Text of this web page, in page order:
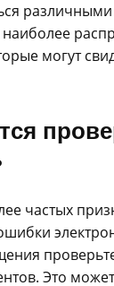
могут
частых
Это